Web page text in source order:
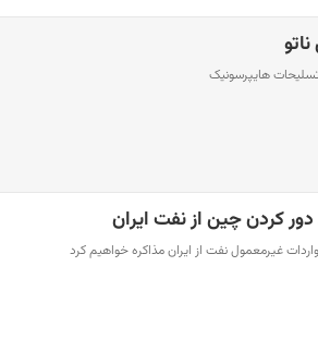
تسلیحات هایپرسونیک
دور کردن چین از نفت ایران
واردات غیرمعمول نفت از ایران مذاکره خواهیم کرد